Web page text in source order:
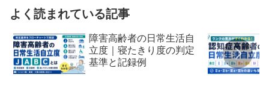
よく読まれている記事
障害高齢者の日常生活自
立度｜寝たきり度の判定
基準と記録例